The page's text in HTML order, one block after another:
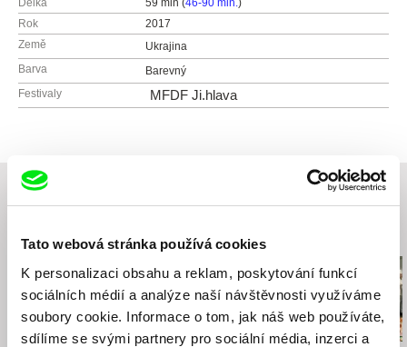
Tato webová stránka používá cookies
K personalizaci obsahu a reklam, poskytování funkcí
sociálních médií a analýze naší návštěvnosti využíváme
soubory cookie. Informace o tom, jak náš web používáte,
sdílíme se svými partnery pro sociální média, inzerci a
Délka
59 min (46-90 min.)
Rok
2017
Země
Ukrajina
Barva
Barevný
Festivaly
MFDF Ji.hlava
Související filmy (20)